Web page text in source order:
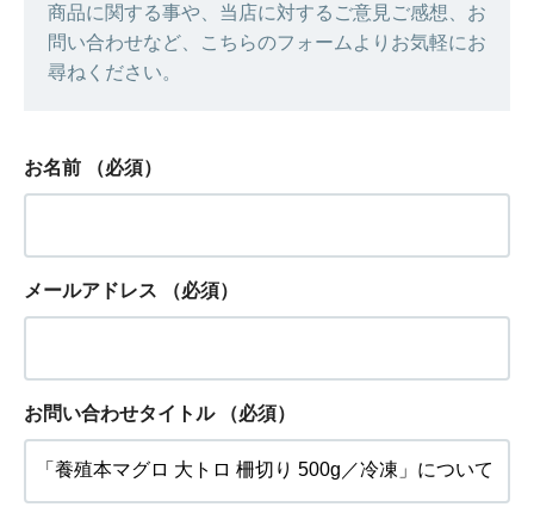
商品に関する事や、当店に対するご意見ご感想、お
問い合わせなど、こちらのフォームよりお気軽にお
尋ねください。
お名前 （必須）
メールアドレス （必須）
お問い合わせタイトル （必須）